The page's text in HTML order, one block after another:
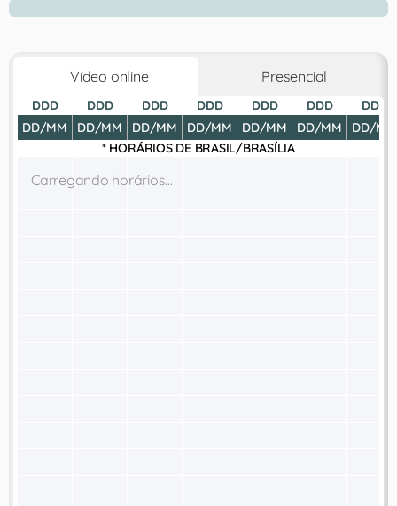
Vídeo online Presencial
DDD
DD/MM
DDD
DD/MM
DDD
DD/MM
DDD
DD/MM
DDD
DD/MM
DDD
DD/MM
DDD
DD/MM
* HORÁRIOS DE BRASIL/BRASÍLIA
Carregando horários...